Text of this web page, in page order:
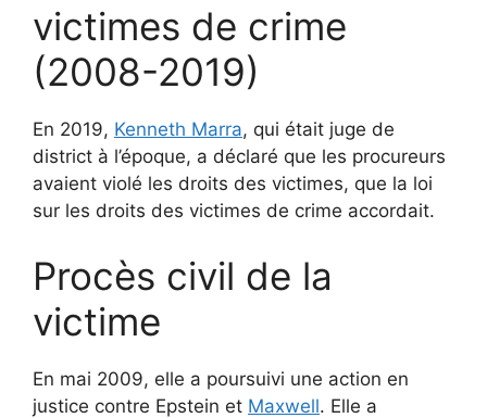
victimes de crime
(2008-2019)
En 2019, Kenneth Marra, qui était juge de
district à l’époque, a déclaré que les procureurs
avaient violé les droits des victimes, que la loi
sur les droits des victimes de crime accordait.
Procès civil de la
victime
En mai 2009, elle a poursuivi une action en
justice contre Epstein et Maxwell. Elle a